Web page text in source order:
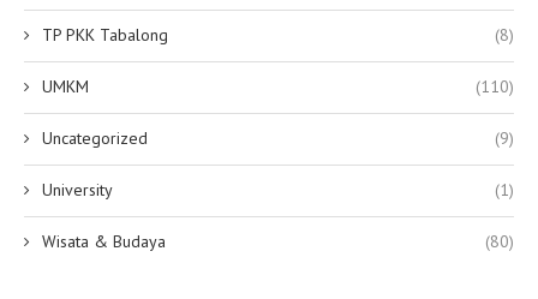
TP PKK Tabalong (8)
UMKM (110)
Uncategorized (9)
University (1)
Wisata & Budaya (80)